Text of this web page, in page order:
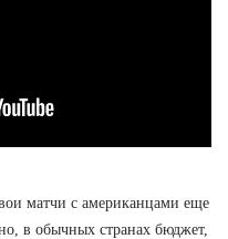
матчи с американцами еще
в обычных странах бюджет,